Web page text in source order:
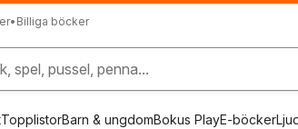
• Billiga böcker
spel, pussel, penna...
TopplistorBarn & ungdomBokus PlayE-böcker